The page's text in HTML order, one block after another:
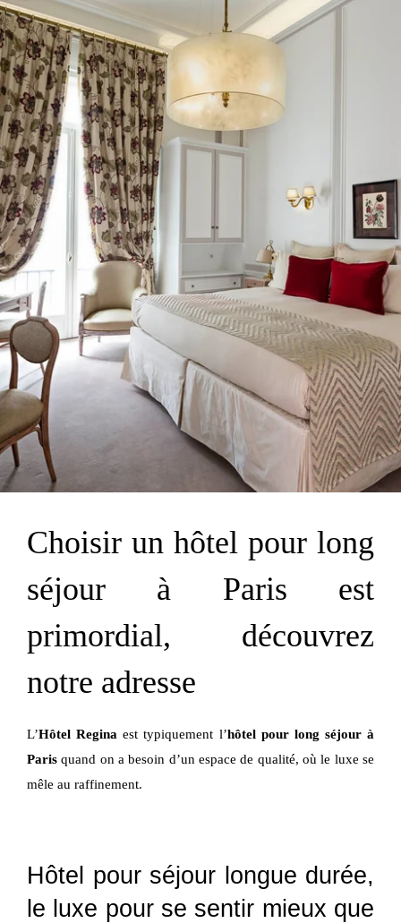
Choisir un hôtel pour long
séjour à Paris est
primordial, découvrez
notre adresse
L’Hôtel Regina est typiquement l’hôtel pour long séjour à
Parisquand on a besoin d’un espace de qualité, où le luxe se
mêle au raffinement.
Hôtel pour séjour longue durée,
le luxe pour se sentir mieux que